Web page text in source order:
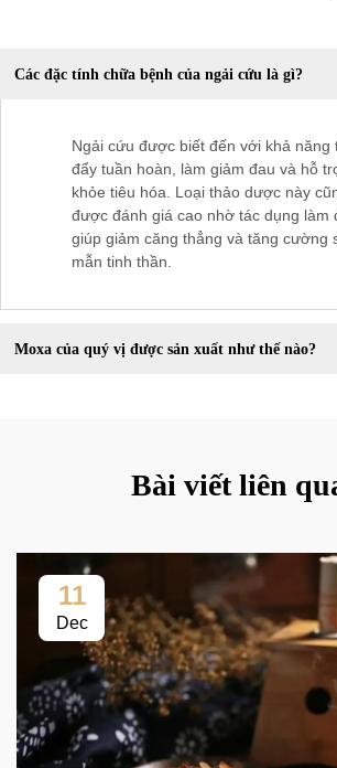
Các đặc tính chữa bệnh của ngải cứu là gì?
Ngải cứu được biết đến với khả năng
đẩy tuần hoàn, làm giảm đau và hỗ
khỏe tiêu hóa. Loại thảo dược này
được đánh giá cao nhờ tác dụng làm
giúp giảm căng thẳng và tăng cường
mẫn tinh thần.
Moxa của quý vị được sản xuất như thế nào?
Bài viết liên
11
Dec